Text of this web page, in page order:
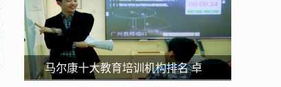
马尔康十大教育培训机构排名 卓